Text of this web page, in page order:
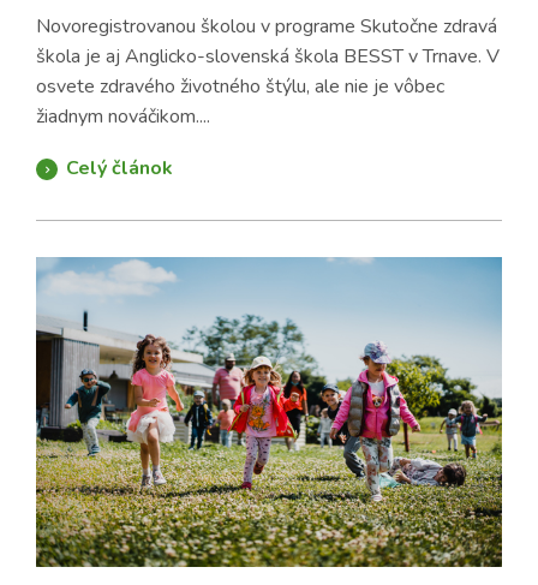
Novoregistrovanou školou v programe Skutočne zdravá
škola je aj Anglicko-slovenská škola BESST v Trnave. V
osvete zdravého životného štýlu, ale nie je vôbec
žiadnym nováčikom....
Celý článok